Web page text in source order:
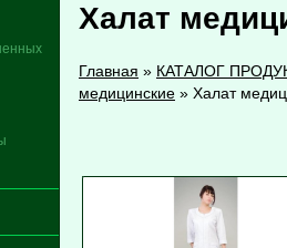
Халат
Главная » КАТАЛОГ
медицинские » Халат